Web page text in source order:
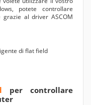
potete controllare
grazie al driver ASCOM
per controllare